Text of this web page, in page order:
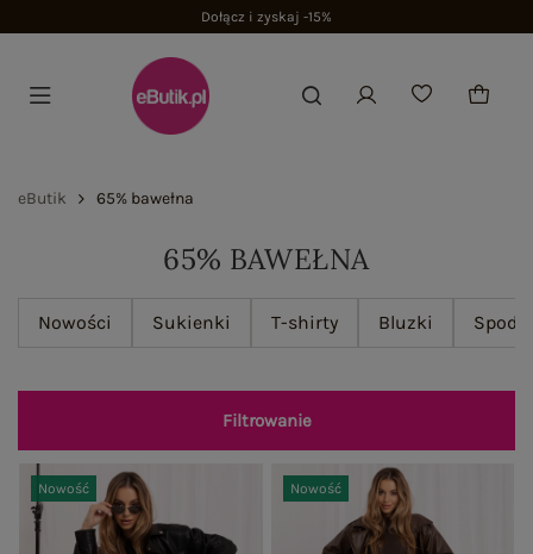
Dołącz i zyskaj -15%
eButik 65% bawełna
65% BAWEŁNA
Nowości Sukienki T-shirty Bluzki
Filtrowanie
Nowość Nowość